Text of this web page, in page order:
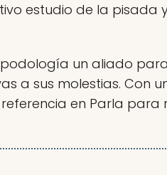
estudio de la
un aliado
a sus molestias. Con
en Parla